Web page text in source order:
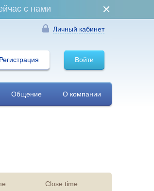
с нами
Личный кабинет
Войти
Регистрация
Общение О компании
Close time